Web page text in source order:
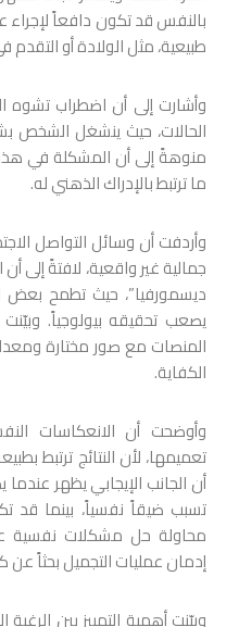
بالنفس قد تكون دافعاً لإجراء
طبيعية، مثل الولادة أو
وأشارت إلى أن اضطراب
الحالات، حيث ينشغل الشخص
منوهةً إلى أن المشكلة في
ما ترتبط بالإدراك الذهني له.
وأردفت أن وسائل التواصل
جمالية غير واقعية، لافتةً إلى
ديسمورفيا”، حيث تطمح بعض
يصعب تحقيقه بيولوجياً.
المنصات مع صور مختارة
الكفاية.
وأوضحت أن الانعكاسات
تعميمها، لأن النتائج ترتبط
أن الجانب الإيجابي يظهر
تسبب ضيقاً نفسياً، بينما قد
محاولة حل مشكلات نفسية
إدمان عمليات التجميل بحثاً عن
وبيّنت أهمية التمييز بين